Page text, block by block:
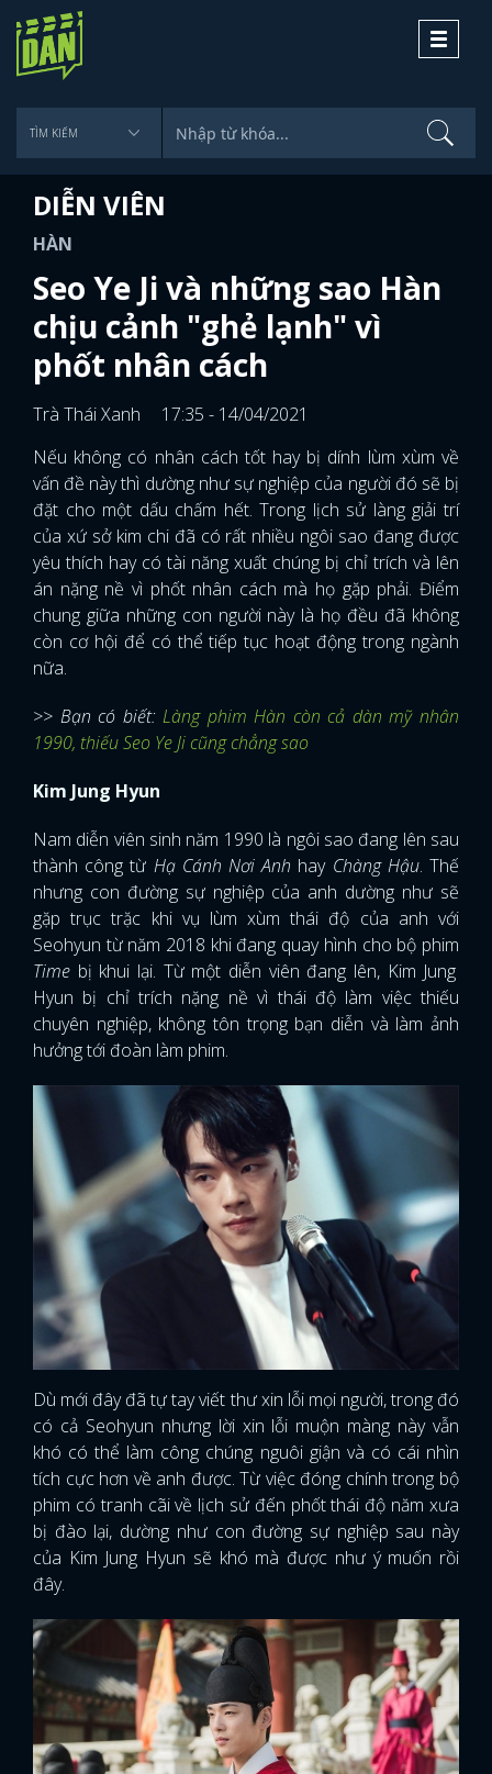
Toggle
DIỄN VIÊN
HÀN
Seo Ye Ji và những sao Hàn
chịu cảnh "ghẻ lạnh" vì
phốt nhân cách
Trà Thái Xanh
17:35 - 14/04/2021
Nếu không có nhân cách tốt hay bị dính lùm xùm về
vấn đề này thì dường như sự nghiệp của người đó sẽ bị
đặt cho một dấu chấm hết. Trong lịch sử làng giải trí
của xứ sở kim chi đã có rất nhiều ngôi sao đang được
yêu thích hay có tài năng xuất chúng bị chỉ trích và lên
án nặng nề vì phốt nhân cách mà họ gặp phải. Điểm
chung giữa những con người này là họ đều đã không
còn cơ hội để có thể tiếp tục hoạt động trong ngành
nữa.
>> Bạn có biết:Làng phim Hàn còn cả dàn mỹ nhân
1990, thiếu Seo Ye Ji cũng chẳng sao
Kim Jung Hyun
Nam diễn viên sinh năm 1990 là ngôi sao đang lên sau
thành công từ Hạ Cánh Nơi Anh hay Chàng Hậu. Thế
nhưng con đường sự nghiệp của anh dường như sẽ
gặp trục trặc khi vụ lùm xùm thái độ của anh với
Seohyun từ năm 2018 khi đang quay hình cho bộ phim
Time bị khui lại. Từ một diễn viên đang lên, Kim Jung
Hyun bị chỉ trích nặng nề vì thái độ làm việc thiếu
chuyên nghiệp, không tôn trọng bạn diễn và làm ảnh
hưởng tới đoàn làm phim.
Dù mới đây đã tự tay viết thư xin lỗi mọi người, trong đó
có cả Seohyun nhưng lời xin lỗi muộn màng này vẫn
khó có thể làm công chúng nguôi giận và có cái nhìn
tích cực hơn về anh được. Từ việc đóng chính trong bộ
phim có tranh cãi về lịch sử đến phốt thái độ năm xưa
bị đào lại, dường như con đường sự nghiệp sau này
của Kim Jung Hyun sẽ khó mà được như ý muốn rồi
đây.